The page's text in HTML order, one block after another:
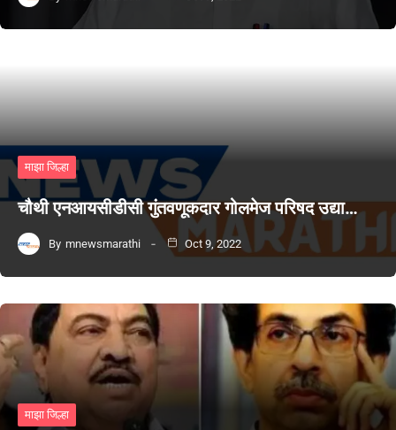
माझा जिल्हा
चौथी एनआयसीडीसी गुंतवणूकदार गोलमेज परिषद उद्या…
By mnewsmarathi Oct 9, 2022
माझा जिल्हा